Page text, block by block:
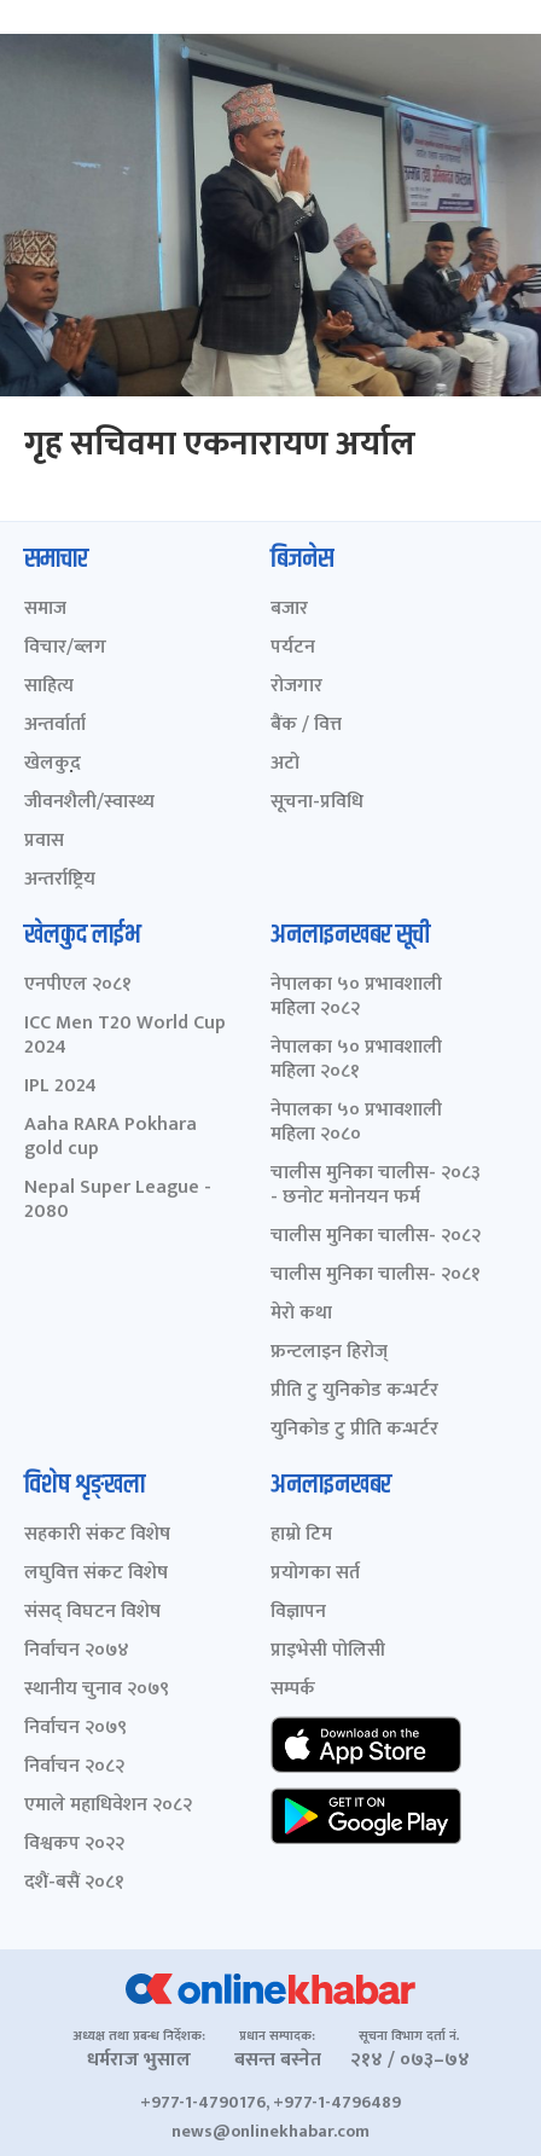
गृह सचिवमा एकनारायण अर्याल
समाचार
समाज
विचार/ब्लग
साहित्य
अन्तर्वार्ता
खेलकुद़़
जीवनशैली/स्वास्थ्य
प्रवास
अन्तर्राष्ट्रिय
बिजनेस
बजार
पर्यटन
रोजगार
बैंक / वित्त
अटो
सूचना-प्रविधि
खेलकुद लाईभ
एनपीएल २०८१
ICC Men T20 World Cup
2024
IPL 2024
Aaha RARA Pokhara
gold cup
Nepal Super League -
2080
अनलाइनखबर सूची
नेपालका ५० प्रभावशाली
महिला २०८२
नेपालका ५० प्रभावशाली
महिला २०८१
नेपालका ५० प्रभावशाली
महिला २०८०
चालीस मुनिका चालीस- २०८३
- छनोट मनोनयन फर्म
चालीस मुनिका चालीस- २०८२
चालीस मुनिका चालीस- २०८१
मेरो कथा
फ्रन्टलाइन हिरोज्
प्रीति टु युनिकोड कन्भर्टर
युनिकोड टु प्रीति कन्भर्टर
विशेष शृङ्खला
सहकारी संकट विशेष
लघुवित्त संकट विशेष
संसद् विघटन विशेष
निर्वाचन २०७४
स्थानीय चुनाव २०७९
निर्वाचन २०७९
निर्वाचन २०८२
एमाले महाधिवेशन २०८२
विश्वकप २०२२
दशैं-बसैं २०८१
अनलाइनखबर
हाम्रो टिम
प्रयोगका सर्त
विज्ञापन
प्राइभेसी पोलिसी
सम्पर्क
अध्यक्ष तथा प्रबन्ध निर्देशक:
धर्मराज भुसाल
प्रधान सम्पादक:
बसन्त बस्नेत
सूचना विभाग दर्ता नं.
२१४ / ०७३–७४
+977-1-4790176, +977-1-4796489
news@onlinekhabar.com